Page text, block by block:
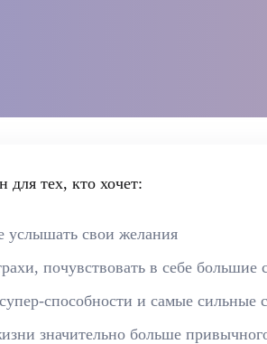
для тех, кто хочет:
услышать свои желания
почувствовать в себе большие
способности и самые сильные
значительно больше